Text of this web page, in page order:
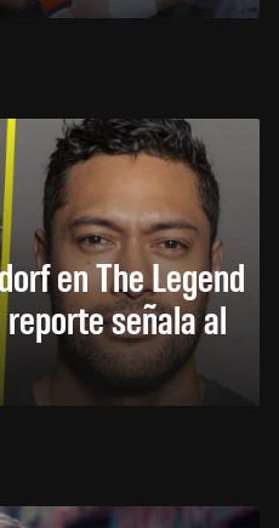
en The Legend
señala al